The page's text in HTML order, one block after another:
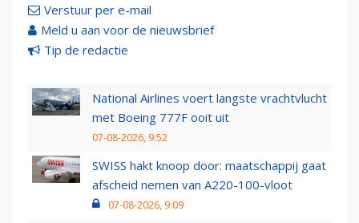
Verstuur per e-mail
Meld u aan voor de nieuwsbrief
Tip de redactie
National Airlines voert langste vrachtvlucht
met Boeing 777F ooit uit
07-08-2026, 9:52
SWISS hakt knoop door: maatschappij gaat
afscheid nemen van A220-100-vloot
07-08-2026, 9:09